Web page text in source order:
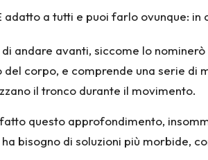
adatto a tutti e puoi farlo ovunque: in
andare avanti, siccome lo
del corpo, e comprende una serie di
il tronco durante il movimento.
questo approfondimento,
bisogno di soluzioni più morbide,